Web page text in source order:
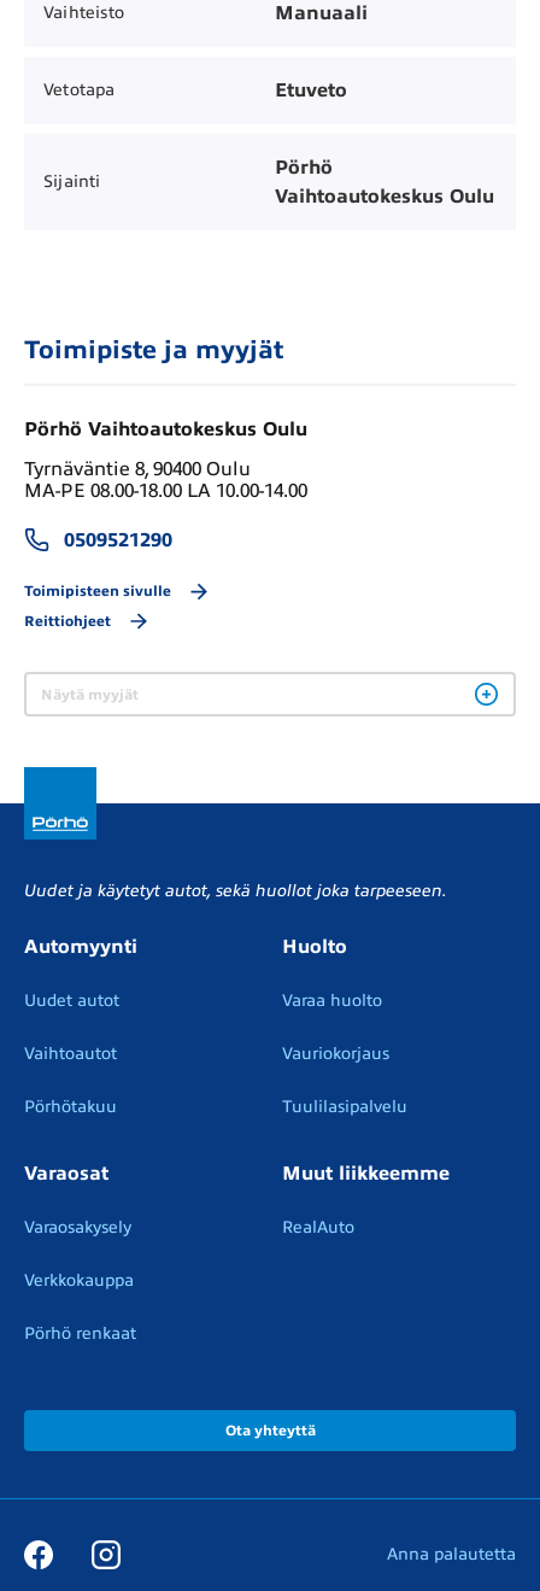
Vaihteisto Manuaali
Vetotapa Etuveto
Sijainti
Pörhö
Vaihtoautokeskus Oulu
Toimipiste ja myyjät
Pörhö Vaihtoautokeskus Oulu
Tyrnäväntie 8, 90400 Oulu
MA-PE 08.00-18.00 LA 10.00-14.00
0509521290
Toimipisteen sivulle
Reittiohjeet
Näytä myyjät
Uudet ja käytetyt autot, sekä huollot joka tarpeeseen.
Automyynti
Uudet autot
Vaihtoautot
Pörhötakuu
Huolto
Varaa huolto
Vauriokorjaus
Tuulilasipalvelu
Varaosat
Varaosakysely
Verkkokauppa
Pörhö renkaat
Muut liikkeemme
RealAuto
Ota yhteyttä
Anna palautetta